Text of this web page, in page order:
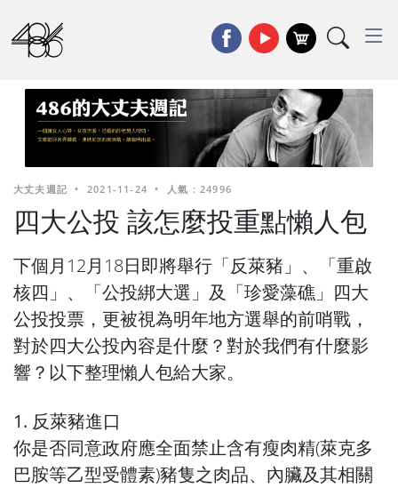
大丈夫週記 • 2021-11-24 • 人氣 : 24996
四大公投 該怎麼投重點懶人包
下個月12月18日即將舉行「反萊豬」、「重啟
核四」、「公投綁大選」及「珍愛藻礁」四大
公投投票，更被視為明年地方選舉的前哨戰，
對於四大公投內容是什麼？對於我們有什麼影
響？以下整理懶人包給大家。
1. 反萊豬進口
你是否同意政府應全面禁止含有瘦肉精(萊克多
巴胺等乙型受體素)豬隻之肉品、內臟及其相關